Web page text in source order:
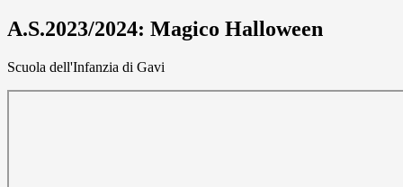
A.S.2023/2024: Magico Halloween
Scuola dell'Infanzia di Gavi